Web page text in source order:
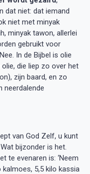
dat niet: dat iemand
niet met minyak
minyak tawon, allerlei
gebruikt voor
In de Bijbel is olie
olie, die liep zo over het
zijn baard, en zo
neerdalende
van God Zelf, u kunt
bijzonder is het.
te evenaren is: ‘Neem
kalmoes, 5,5 kilo kassia